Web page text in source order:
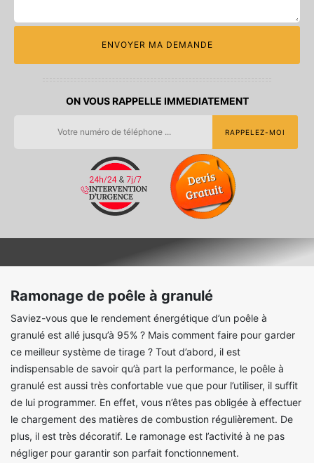
ON VOUS RAPPELLE IMMEDIATEMENT
Ramonage de poêle à granulé
Saviez-vous que le rendement énergétique d’un poêle à
granulé est allé jusqu’à 95% ? Mais comment faire pour garder
ce meilleur système de tirage ? Tout d’abord, il est
indispensable de savoir qu’à part la performance, le poêle à
granulé est aussi très confortable vue que pour l’utiliser, il suffit
de lui programmer. En effet, vous n’êtes pas obligée à effectuer
le chargement des matières de combustion régulièrement. De
plus, il est très décoratif. Le ramonage est l’activité à ne pas
négliger pour garantir son parfait fonctionnement.